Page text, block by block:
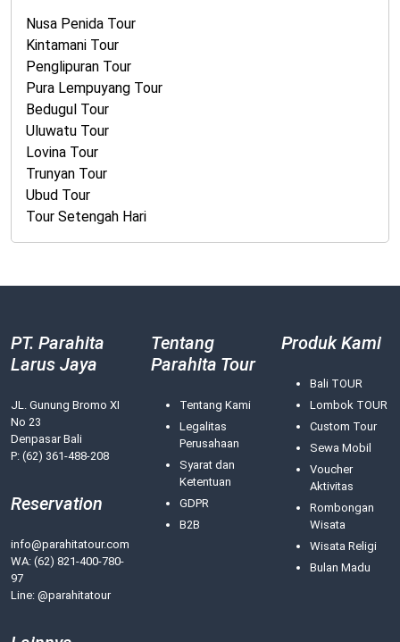
Nusa Penida Tour
Kintamani Tour
Penglipuran Tour
Pura Lempuyang Tour
Bedugul Tour
Uluwatu Tour
Lovina Tour
Trunyan Tour
Ubud Tour
Tour Setengah Hari
PT. Parahita
Larus Jaya
JL. Gunung Bromo XI
No 23
Denpasar Bali
P: (62) 361-488-208
Reservation
info@parahitatour.com
WA: (62) 821-400-780-
97
Line: @parahitatour
Tentang
Parahita Tour
Tentang Kami
Legalitas
Perusahaan
Syarat dan
Ketentuan
GDPR
B2B
Produk Kami
Bali TOUR
Lombok TOUR
Custom Tour
Sewa Mobil
Voucher
Aktivitas
Rombongan
Wisata
Wisata Religi
Bulan Madu